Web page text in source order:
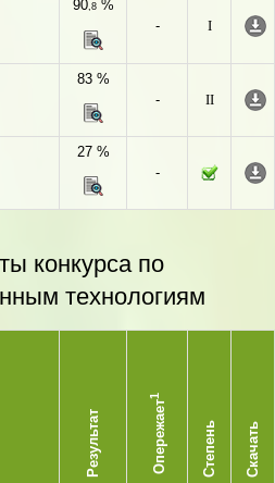
90,8%
-
I
83 %
-
II
27 %
-
конкурса по
технологиям
Результат Опережает
1
Степень Скачать